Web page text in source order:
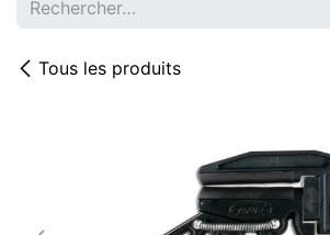
Tous les produits